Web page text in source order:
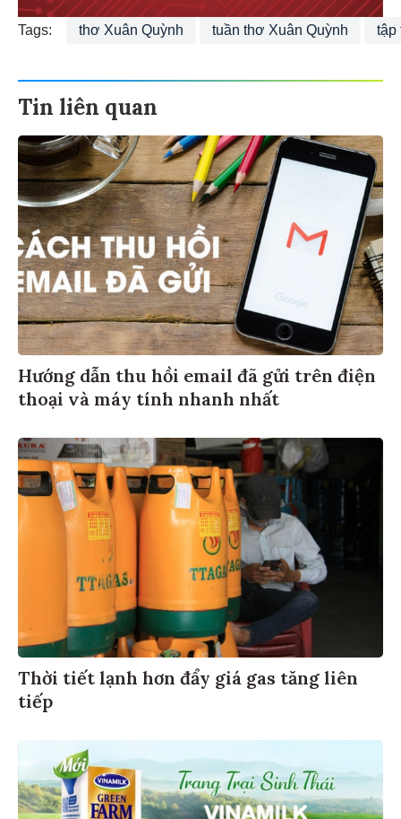
Tags: thơ Xuân Quỳnh tuần thơ Xuân Quỳnh tập
Tin liên quan
Hướng dẫn thu hồi email đã gửi trên điện
thoại và máy tính nhanh nhất
Thời tiết lạnh hơn đẩy giá gas tăng liên
tiếp